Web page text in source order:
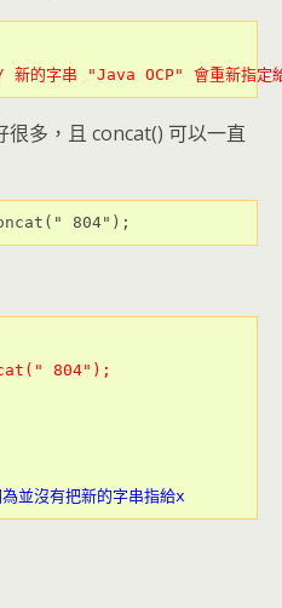
的字串 "Java OCP" 會重新指定
很多，且 concat() 可以一直
804");
804");
沒有把新的字串指給x